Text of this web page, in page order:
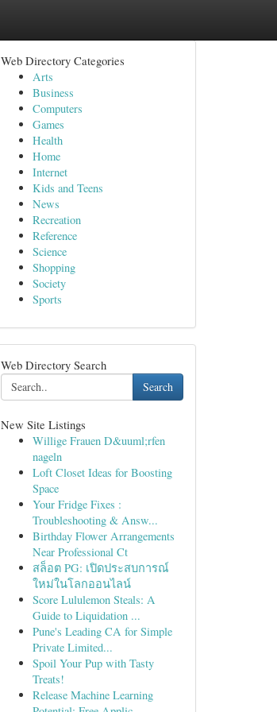
Web Directory Categories
Arts
Business
Computers
Games
Health
Home
Internet
Kids and Teens
News
Recreation
Reference
Science
Shopping
Society
Sports
Web Directory Search
Search
New Site Listings
Willige Frauen D&uuml;rfen
nageln
Loft Closet Ideas for Boosting
Space
Your Fridge Fixes :
Troubleshooting & Answ...
Birthday Flower Arrangements
Near Professional Ct
สล็อต PG: เปิดประสบการณ์
ใหม่ในโลกออนไลน์
Score Lululemon Steals: A
Guide to Liquidation ...
Pune's Leading CA for Simple
Private Limited...
Spoil Your Pup with Tasty
Treats!
Release Machine Learning